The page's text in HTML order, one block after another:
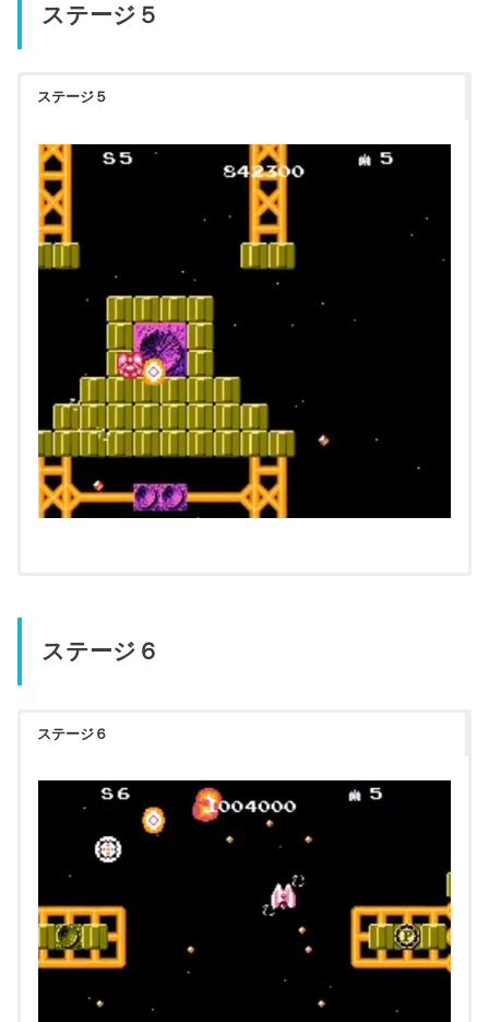
ステージ５
ステージ５
ステージ６
ステージ６